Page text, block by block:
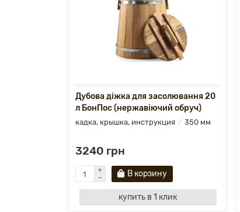
Дубова діжка для засолювання 20
л БонПос (нержавіючий обруч)
кадка, крышка, инструкция 350 мм
3240 грн
В корзину
купить в 1 клик